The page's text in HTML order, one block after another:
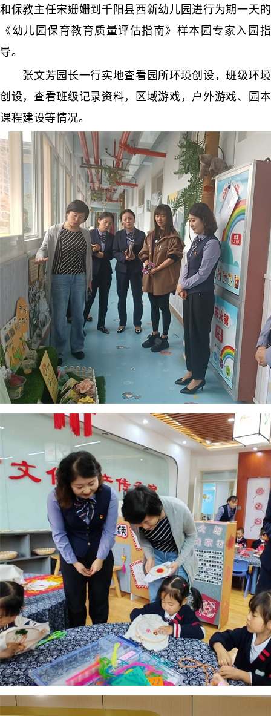
和保教主任宋姗姗到千阳县西新幼儿园进行为期一天的
《幼儿园保育教育质量评估指南》样本园专家入园指
导。
张文芳园长一行实地查看园所环境创设，班级环境
创设，查看班级记录资料，区域游戏，户外游戏、园本
课程建设等情况。